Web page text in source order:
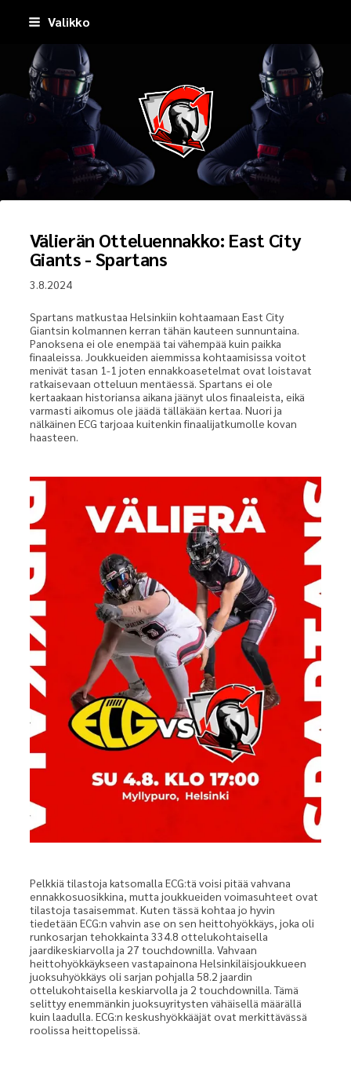
Siirry
sivun
sisältöön
Valikko
Pirkkala Spartans
Välierän Otteluennakko: East City
Giants - Spartans
3.8.2024
Spartans matkustaa Helsinkiin kohtaamaan East City
Giantsin kolmannen kerran tähän kauteen sunnuntaina.
Panoksena ei ole enempää tai vähempää kuin paikka
finaaleissa. Joukkueiden aiemmissa kohtaamisissa voitot
menivät tasan 1-1 joten ennakkoasetelmat ovat loistavat
ratkaisevaan otteluun mentäessä. Spartans ei ole
kertaakaan historiansa aikana jäänyt ulos finaaleista, eikä
varmasti aikomus ole jäädä tälläkään kertaa. Nuori ja
nälkäinen ECG tarjoaa kuitenkin finaalijatkumolle kovan
haasteen.
Pelkkiä tilastoja katsomalla ECG:tä voisi pitää vahvana
ennakkosuosikkina, mutta joukkueiden voimasuhteet ovat
tilastoja tasaisemmat. Kuten tässä kohtaa jo hyvin
tiedetään ECG:n vahvin ase on sen heittohyökkäys, joka oli
runkosarjan tehokkainta 334.8 ottelukohtaisella
jaardikeskiarvolla ja 27 touchdownilla. Vahvaan
heittohyökkäykseen vastapainona Helsinkiläisjoukkueen
juoksuhyökkäys oli sarjan pohjalla 58.2 jaardin
ottelukohtaisella keskiarvolla ja 2 touchdownilla. Tämä
selittyy enemmänkin juoksuyritysten vähäisellä määrällä
kuin laadulla. ECG:n keskushyökkääjät ovat merkittävässä
roolissa heittopelissä.